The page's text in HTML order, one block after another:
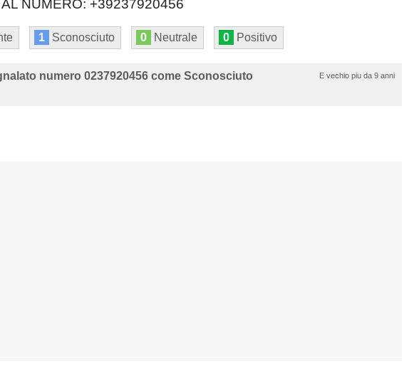
NUMERO: +39237920456
1 Sconosciuto 0 Neutrale 0 Positivo
E vechio piu da 9 anni
numero 0237920456 come Sconosciuto